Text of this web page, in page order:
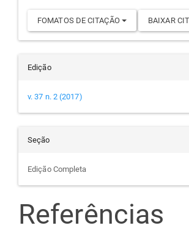
FOMATOS DE CITAÇÃO BAIXAR
Edição
v. 37 n. 2 (2017)
Seção
Edição Completa
Referências